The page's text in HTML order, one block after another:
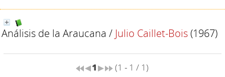
Análisis de la Araucana / Julio Caillet-Bois(1967)
1 (1 - 1 / 1)